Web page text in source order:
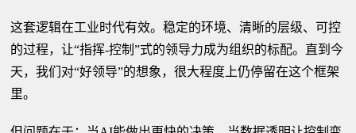
这套逻辑在工业时代有效。稳定的环境、清晰的层级、可控
的过程，让“指挥-控制”式的领导力成为组织的标配。直到今
天，我们对“好领导”的想象，很大程度上仍停留在这个框架
里。